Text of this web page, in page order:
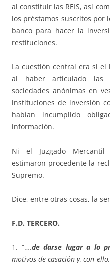
al constituir las REIS, así
los préstamos suscritos por
banco para hacer la
restituciones.
La cuestión central era si
al haber articulado las
sociedades anónimas en
instituciones de inversión
habían incumplido
información.
Ni el Juzgado
estimaron procedente la
Supremo.
Dice, entre otras cosas, la
F.D. TERCERO.
1. “….de darse lugar a lo
motivos de casación y, con